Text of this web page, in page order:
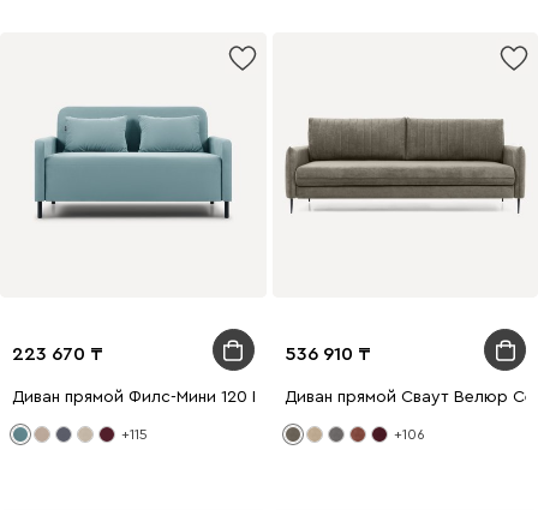
223 670
Диван прямой Филс-Мини 120 Велюр Голубой
+115
536 910
Диван прямой Сваут Велюр
+106